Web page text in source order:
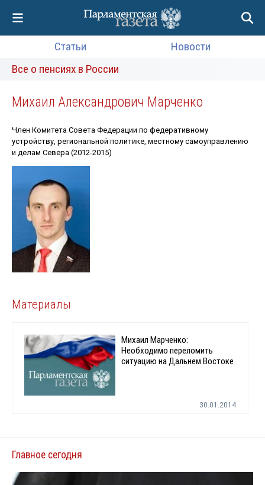
Статьи
Новости
Все о пенсиях в России
Михаил Александрович Марченко
Член Комитета Совета Федерации по федеративному
устройству, региональной политике, местному самоуправлению
и делам Севера (2012-2015)
Материалы
Михаил Марченко:
Необходимо переломить
ситуацию на Дальнем Востоке
30.01.2014
Главное сегодня